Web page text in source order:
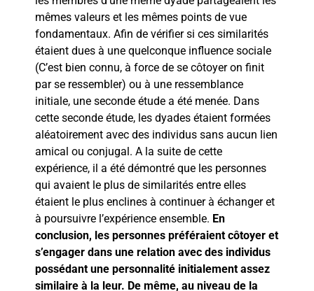
mêmes valeurs et les mêmes points de vue
fondamentaux. Afin de vérifier si ces similarités
étaient dues à une quelconque influence sociale
(C’est bien connu, à force de se côtoyer on finit
par se ressembler) ou à une ressemblance
initiale, une seconde étude a été menée. Dans
cette seconde étude, les dyades étaient formées
aléatoirement avec des individus sans aucun lien
amical ou conjugal. A la suite de cette
expérience, il a été démontré que les personnes
qui avaient le plus de similarités entre elles
étaient le plus enclines à continuer à échanger et
à poursuivre l’expérience ensemble. En
conclusion, les personnes préféraient côtoyer et
s’engager dans une relation avec des individus
possédant une personnalité initialement assez
similaire à la leur. De même, au niveau de la